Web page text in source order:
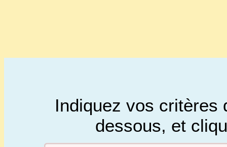
Indiquez vos critères
dessous, et